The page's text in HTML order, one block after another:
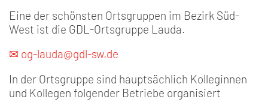
Eine der schönsten Ortsgruppen im Bezirk Süd-
West ist die GDL-Ortsgruppe Lauda.
✉ og-lauda@gdl-sw.de
In der Ortsgruppe sind hauptsächlich Kolleginnen
und Kollegen folgender Betriebe organisiert